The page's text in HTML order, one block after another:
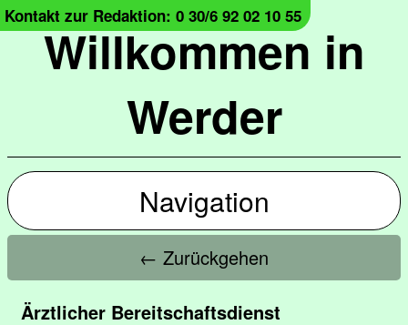
Willkommen in
Werder
Kontakt zur Redaktion: 0 30/6 92 02 10 55
Navigation
← Zurückgehen
Ärztlicher Bereitschaftsdienst